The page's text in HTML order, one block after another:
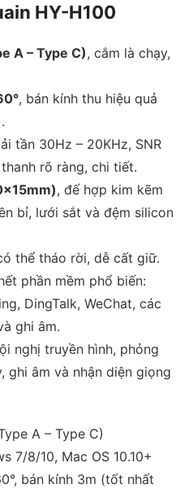
HY-H100
A – Type C), cắm là chạy,
, bán kính thu hiệu quả
tần 30Hz – 20KHz, SNR
rõ ràng, chi tiết.
, đế hợp kim kẽm
bỉ, lưới sắt và đệm silicon
thể tháo rời, dễ cất giữ.
phần mềm phổ biến:
DingTalk, WeChat, các
ghi âm.
nghị truyền hình, phỏng
ghi âm và nhận diện giọng
A – Type C)
7/8/10, Mac OS 10.10+
bán kính 3m (tốt nhất